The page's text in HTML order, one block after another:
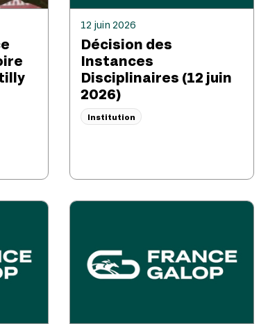
12 juin 2026
Décision des
Instances
Disciplinaires (12 juin
2026)
Institution